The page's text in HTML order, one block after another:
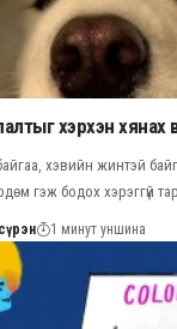
хэрхэн хянах
хэвийн жинтэй
гэж бодох хэрэггүй
1 минут уншина